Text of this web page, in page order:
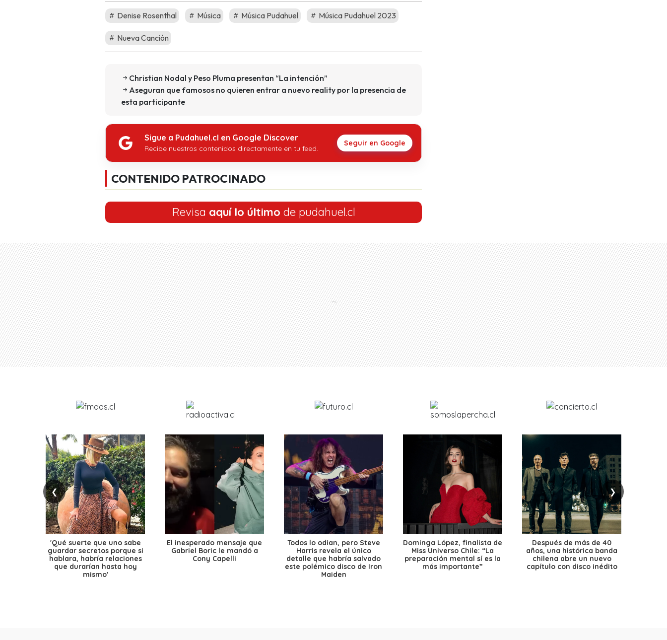
Denise Rosenthal Música Música Pudahuel Música Pudahuel 2023
Nueva Canción
Christian Nodal y Peso Pluma presentan “La intención”
Aseguran que famosos no quieren entrar a nuevo reality por la presencia de
esta participante
Sigue a Pudahuel.cl en Google Discover
Recibe nuestros contenidos directamente en tu feed.
Seguir en Google
CONTENIDO PATROCINADO
Revisa aquí lo último de pudahuel.cl
❮ ❯
'Qué suerte que uno sabe
guardar secretos porque si
hablara, habría relaciones
que durarían hasta hoy
mismo'
El inesperado mensaje que
Gabriel Boric le mandó a
Cony Capelli
Todos lo odian, pero Steve
Harris revela el único
detalle que habría salvado
este polémico disco de Iron
Maiden
Dominga López, finalista de
Miss Universo Chile: “La
preparación mental sí es la
más importante”
Después de más de 40
años, una histórica banda
chilena abre un nuevo
capítulo con disco inédito